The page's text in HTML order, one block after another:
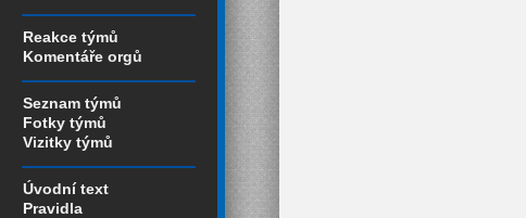
Reakce týmů
Komentáře orgů
Seznam týmů
Fotky týmů
Vizitky týmů
Úvodní text
Pravidla